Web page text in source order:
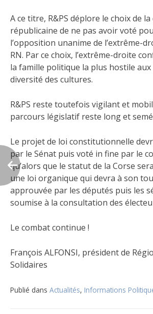
A ce titre, R&PS déplore le choix de
républicaine de ne pas avoir voté
l’opposition unanime de l’extrême-
RN. Par ce choix, l’extrême-droite
la famille politique la plus hostile
diversité des cultures.
R&PS reste toutefois vigilant et
parcours législatif reste long et semé
Le projet de loi constitutionnelle
par le Sénat puis voté in fine par le
qu’alors que le statut de la Corse
une loi organique qui devra à son
approuvée par les députés puis les
soumise à la consultation des
Le combat continue !
François ALFONSI, président de
Solidaires
Publié dans Actualités, Informations